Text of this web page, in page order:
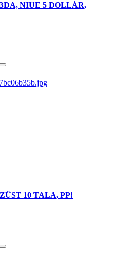
NIUE 5 DOLLÁR,
10 TALA, PP!